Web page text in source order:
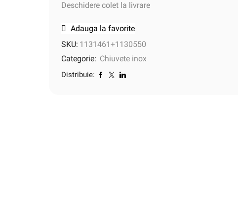
Deschidere colet la livrare
Adauga la favorite
SKU: 1131461+1130550
Categorie: Chiuvete inox
Distribuie: